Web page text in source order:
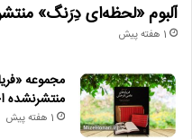
آلبوم «لحظه‌ای دِرَنگ»
1 هفته پیش
مجموعه
منتشرنشده
1 هفته پیش